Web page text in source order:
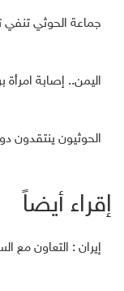
جماعة الحوثي
اليمن.. إصابة
الحوثيون ينتقدون
إقراء أيضاً
إيران : التعاون مع